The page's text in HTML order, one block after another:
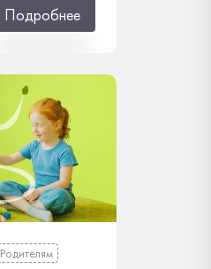
Подробнее
Родителям